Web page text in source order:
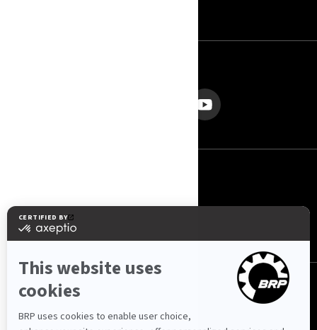
Schweiz (Deutsch)
© BRP 2003-2026